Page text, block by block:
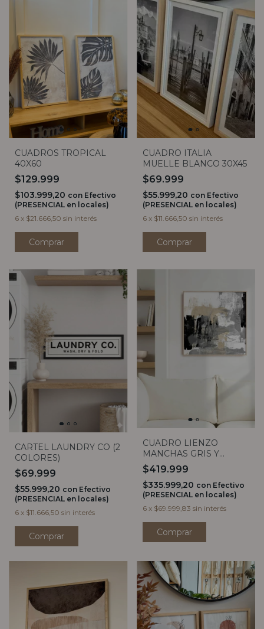
CUADROS TROPICAL
40X60
$129.999
$103.999,20 con Efectivo
(PRESENCIAL en locales)
6 x $21.666,50 sin interés
Comprar
CUADRO ITALIA
MUELLE BLANCO 30X45
$69.999
$55.999,20 con Efectivo
(PRESENCIAL en locales)
6 x $11.666,50 sin interés
CARTEL LAUNDRY CO (2
COLORES)
$69.999
$55.999,20 con Efectivo
(PRESENCIAL en locales)
6 x $11.666,50 sin interés
Comprar
CUADRO LIENZO
MANCHAS GRIS Y
NEGRAS 90X90
$419.999
$335.999,20 con Efectivo
(PRESENCIAL en locales)
6 x $69.999,83 sin interés